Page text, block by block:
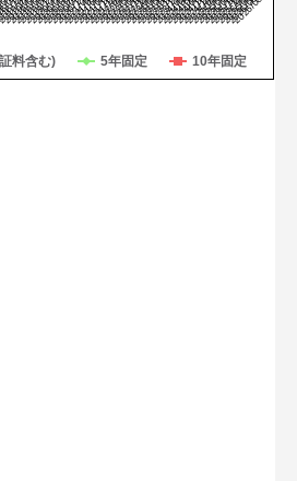
料含む) 5年固定 10年固定
091101
2019/03
2019/05
2019/07
2019/09
2019/11
2020/01
2020/03
2020/05
2020/07
2020/09
2020/11
2021/01
2021/03
2021/06
2021/08
2021/10
2021/12
2022/02
2022/04
2022/06
2022/08
2022/10
2022/12
2023/02
2023/04
2023/06
2023/08
2023/10
2023/12
2024/02
2024/04
2024/06
2024/08
2024/10
2024/12
2025/02
2025/04
2025/06
2025/08
2025/10
2025/12
2026/02
2026/04
2026/06
2026/08